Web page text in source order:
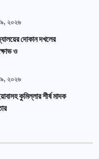
২০২৬
দোকান দখলের
ও
২০২৬
কুমিল্লার শীর্ষ মাদক